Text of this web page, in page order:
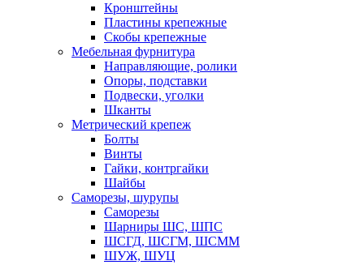
Кронштейны
Пластины крепежные
Скобы крепежные
Мебельная фурнитура
Направляющие, ролики
Опоры, подставки
Подвески, уголки
Шканты
Метрический крепеж
Болты
Винты
Гайки, контргайки
Шайбы
Саморезы, шурупы
Саморезы
Шарниры ШС, ШПС
ШСГД, ШСГМ, ШСММ
ШУЖ, ШУЦ